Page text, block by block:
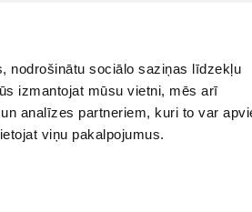
nodrošinātu sociālo saziņas līdzekļu
izmantojat mūsu vietni, mēs arī
analīzes partneriem, kuri to var
viņu pakalpojumus.